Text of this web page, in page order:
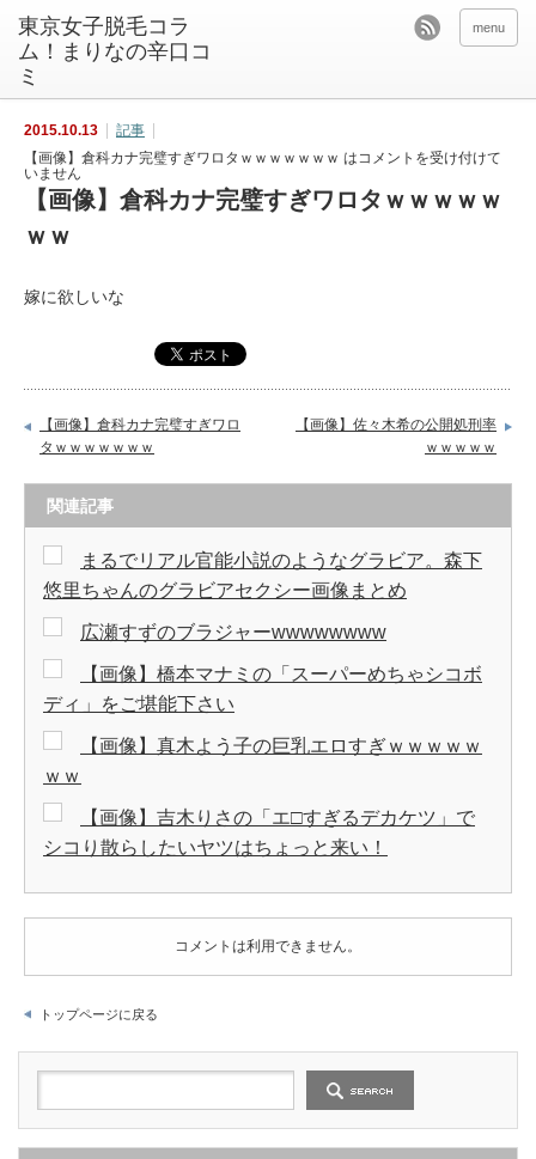
東京女子脱毛コラ
ム！まりなの辛口コ
ミ
menu
2015.10.13
記事
【画像】倉科カナ完璧すぎワロタｗｗｗｗｗｗｗ はコメントを受け付けて
いません
【画像】倉科カナ完璧すぎワロタｗｗｗｗｗ
ｗｗ
嫁に欲しいな
【画像】倉科カナ完璧すぎワロ
タｗｗｗｗｗｗｗ
【画像】佐々木希の公開処刑率
ｗｗｗｗｗ
関連記事
まるでリアル官能小説のようなグラビア。森下
悠里ちゃんのグラビアセクシー画像まとめ
広瀬すずのブラジャーwwwwwwww
【画像】橋本マナミの「スーパーめちゃシコボ
ディ」をご堪能下さい
【画像】真木よう子の巨乳エロすぎｗｗｗｗｗ
ｗｗ
【画像】吉木りさの「エ□すぎるデカケツ」で
シコり散らしたいヤツはちょっと来い！
コメントは利用できません。
トップページに戻る